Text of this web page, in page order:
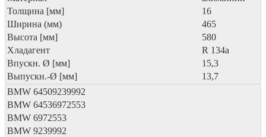
Толщина [мм]
16
Ширина (мм)
465
Высота [мм]
580
Хладагент
R 134a
Впускн. Ø [мм]
15,3
Выпускн.-Ø [мм]
13,7
BMW 64509239992
BMW 64536972553
BMW 6972553
BMW 9239992